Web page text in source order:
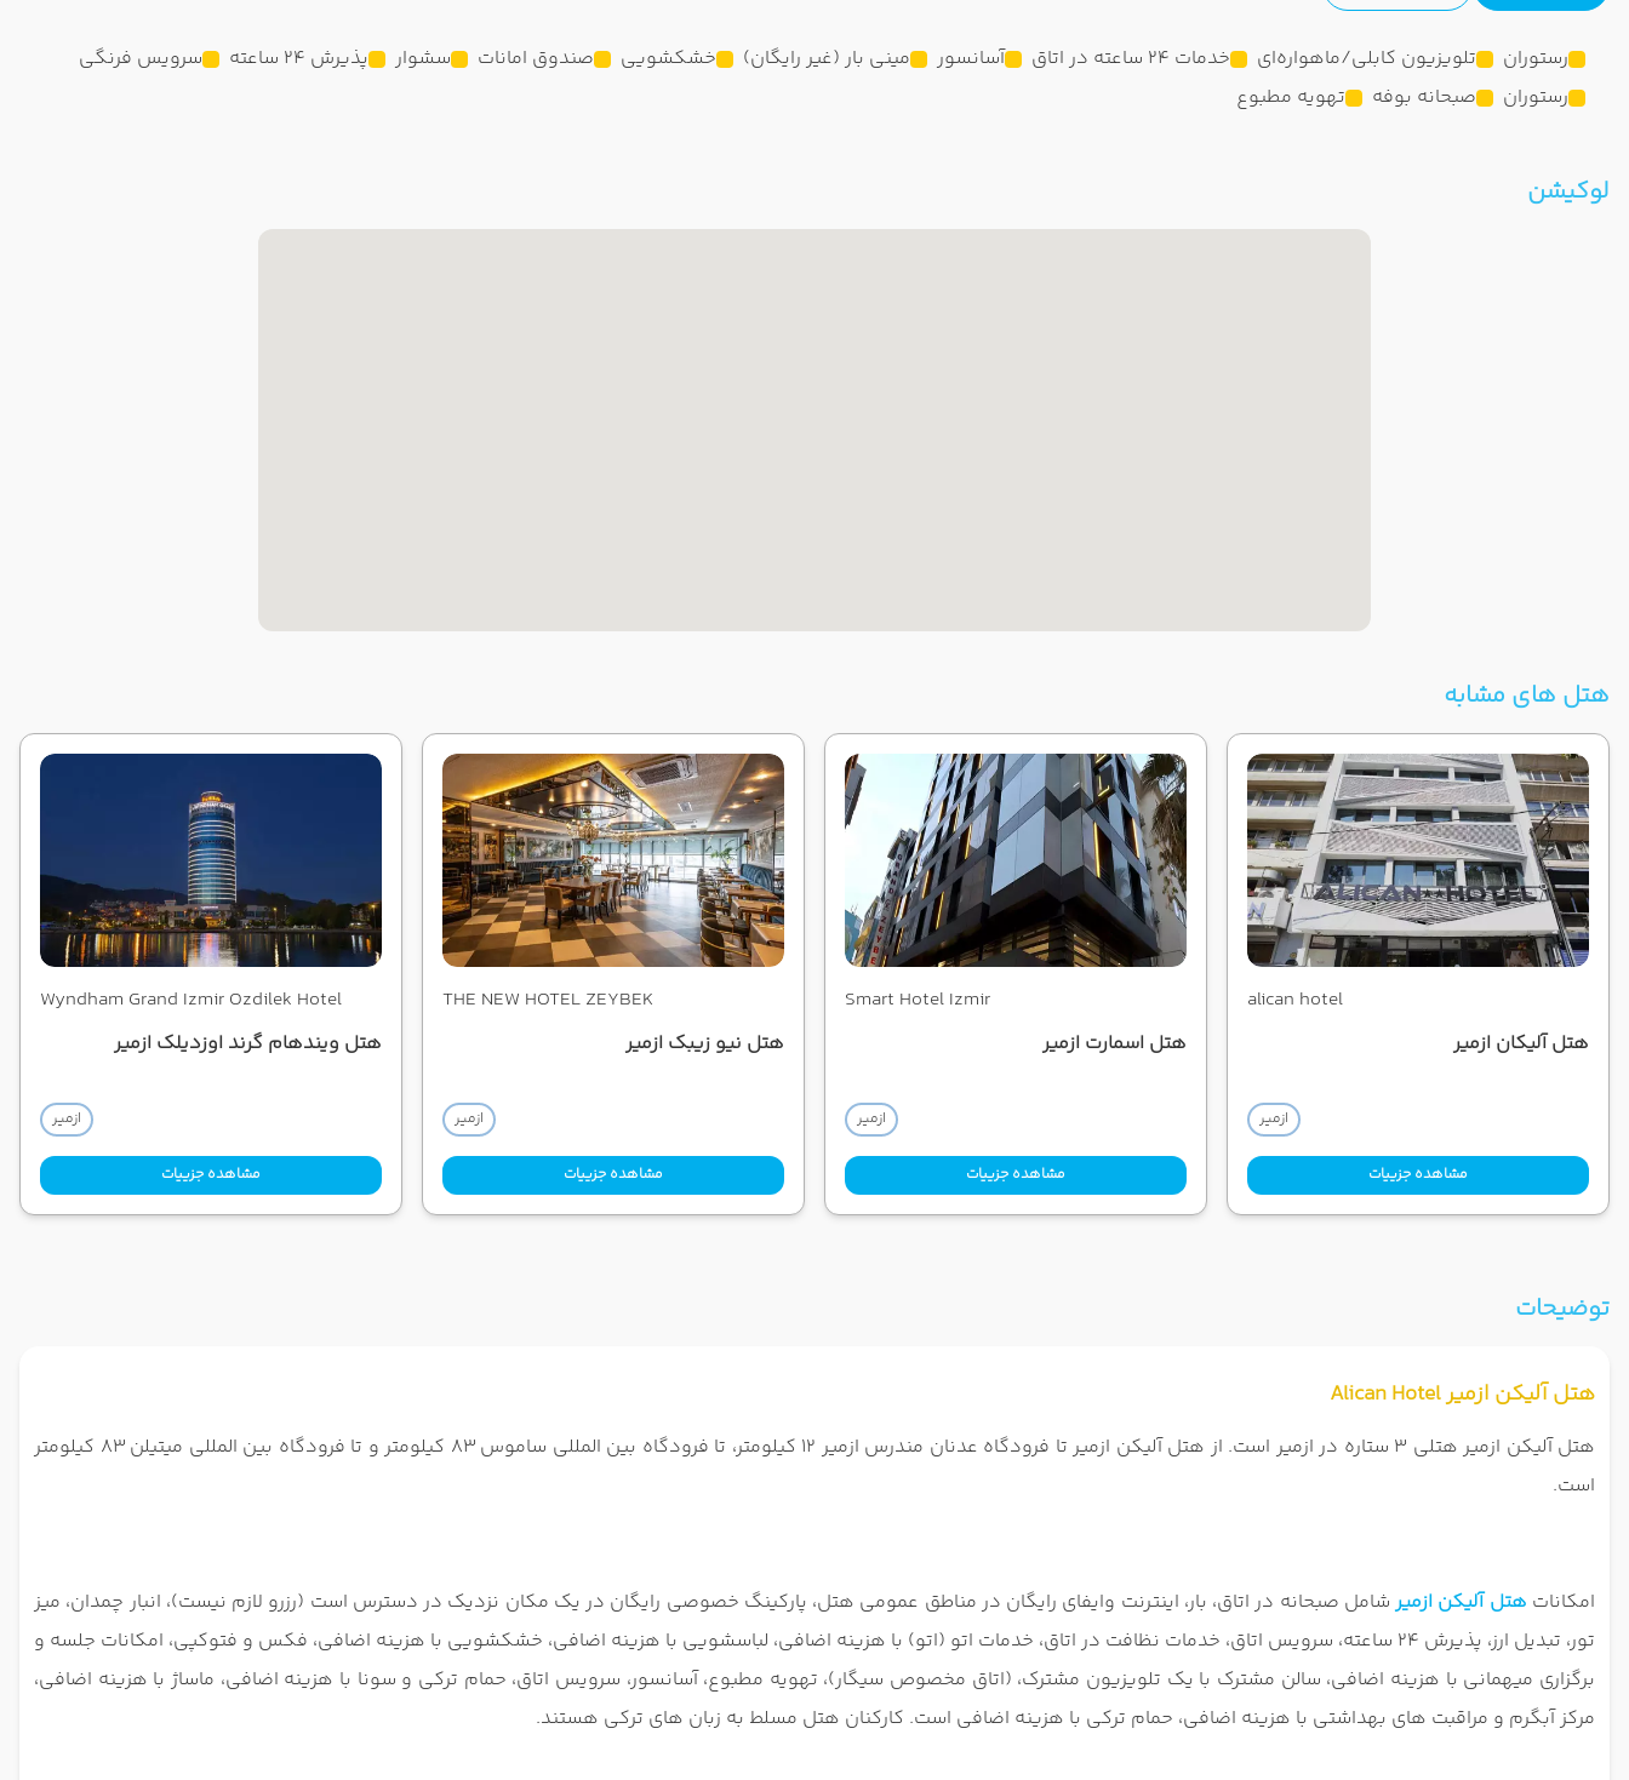
رستوران تلویزیون کابلی/ماهواره‌ای خدمات 24 ساعته در اتاق آسانسور مینی بار (غیر رایگان) خشکشویی صندوق امانات سشوار پذیرش 24 ساعته
سرویس فرنگی
رستوران
صبحانه بوفه تهویه مطبوع
لوکیشن
هتل های مشابه
alican hotel
هتل آلیکان ازمیر
ازمیر
مشاهده جزییات
Smart Hotel Izmir
هتل اسمارت ازمیر
ازمیر
مشاهده جزییات
THE NEW HOTEL ZEYBEK
هتل نیو زیبک ازمیر
ازمیر
مشاهده جزییات
Wyndham Grand Izmir Ozdilek Hotel
هتل ویندهام گرند اوزدیلک ازمیر
ازمیر
مشاهده جزییات
توضیحات
هتل آلیکن ازمیر Alican Hotel
هتل آلیکن ازمیر هتلی 3 ستاره در ازمیر است. از هتل آلیکن ازمیر تا فرودگاه عدنان مندرس ازمیر 12 کیلومتر، تا فرودگاه بین المللی ساموس 83 کیلومتر و تا فرودگاه بین المللی میتیلن 83 کیلومتر
است.
امکانات هتل آلیکن ازمیرشامل صبحانه در اتاق، بار، اینترنت وایفای رایگان در مناطق عمومی هتل، پارکینگ خصوصی رایگان در یک مکان نزدیک در دسترس است (رزرو لازم نیست)، انبار چمدان، میز
تور، تبدیل ارز، پذیرش 24 ساعته، سرویس اتاق، خدمات نظافت در اتاق، خدمات اتو (اتو) با هزینه اضافی، لباسشویی با هزینه اضافی، خشکشویی با هزینه اضافی، فکس و فتوکپی، امکانات جلسه و
برگزاری میهمانی با هزینه اضافی، سالن مشترک با یک تلویزیون مشترک، (اتاق مخصوص سیگار)، تهویه مطبوع، آسانسور، سرویس اتاق، حمام ترکی و سونا با هزینه اضافی، ماساژ با هزینه اضافی،
مرکز آبگرم و مراقبت های بهداشتی با هزینه اضافی، حمام ترکی با هزینه اضافی است. کارکنان هتل مسلط به زبان های ترکی هستند.